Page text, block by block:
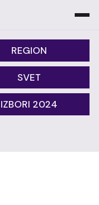
REGION
SVET
IZBORI 2024